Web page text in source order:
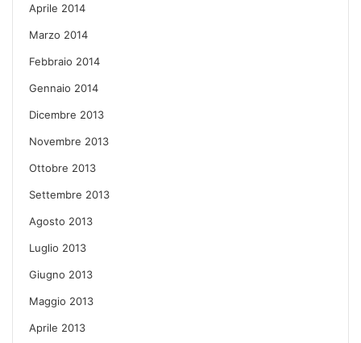
Aprile 2014
Marzo 2014
Febbraio 2014
Gennaio 2014
Dicembre 2013
Novembre 2013
Ottobre 2013
Settembre 2013
Agosto 2013
Luglio 2013
Giugno 2013
Maggio 2013
Aprile 2013